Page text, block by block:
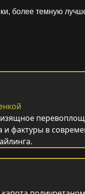
более темную
изящное
и фактуры в